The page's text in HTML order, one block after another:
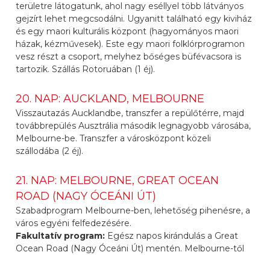
területre látogatunk, ahol nagy eséllyel több látványos
gejzírt lehet megcsodálni. Ugyanitt található egy kiviház
és egy maori kulturális központ (hagyományos maori
házak, kézművesek). Este egy maori folklórprogramon
vesz részt a csoport, melyhez bőséges büfévacsora is
tartozik. Szállás Rotoruában (1 éj).
20. NAP: AUCKLAND, MELBOURNE
Visszautazás Aucklandbe, transzfer a repülőtérre, majd
továbbrepülés Ausztrália második legnagyobb városába,
Melbourne-be. Transzfer a városközpont közeli
szállodába (2 éj).
21. NAP: MELBOURNE, GREAT OCEAN
ROAD (NAGY ÓCEÁNI ÚT)
Szabadprogram Melbourne-ben, lehetőség pihenésre, a
város egyéni felfedezésére.
Fakultatív program: Egész napos kirándulás a Great
Ocean Road (Nagy Óceáni Út) mentén. Melbourne-től